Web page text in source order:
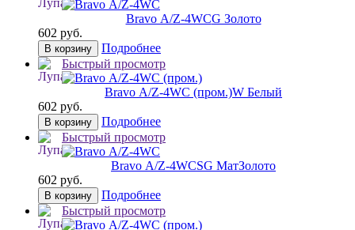
Bravo А/Z-4WCG Золото
602 руб.
В корзину
Подробнее
Быстрый просмотр
Bravo А/Z-4WC (пром.)W Белый
602 руб.
В корзину
Подробнее
Быстрый просмотр
Bravo А/Z-4WCSG МатЗолото
602 руб.
В корзину
Подробнее
Быстрый просмотр